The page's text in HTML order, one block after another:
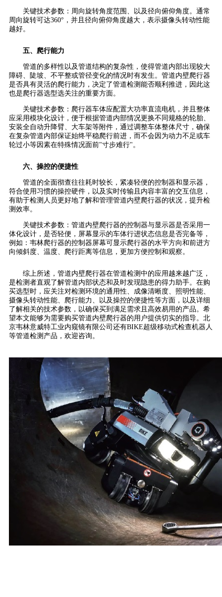
关键技术参数：周向旋转角度范围、以及径向俯仰角度。通常
周向旋转可达360°，并且径向俯仰角度越大，表示摄像头转动性能
越好。
五、爬行能力
管道的多样性以及管道结构的复杂性，使得管道内部出现较大
障碍、陡坡、不平整或管径变化的情况时有发生。管道内壁爬行器
是否具有灵活的爬行能力，决定了管道检测能否顺利推进，因此这
也是爬行器选型选关注的重要方面。
关键技术参数：爬行器车体应配置大功率直流电机，并且整体
应采用模块化设计，便于根据管道内部情况更换不同规格的轮胎、
安装全自动升降臂、大车架等附件，通过调整车体整体尺寸，确保
在复杂管道内部保证始终平稳爬行前进，而不会因为动力不足或车
轮过小等因素在特殊情况面前"寸步难行"。
六、操控的便捷性
管道的全面彻查往往耗时较长，紧凑轻便的控制器和显示器，
符合使用习惯的操控硬件，以及实时传输且内容丰富的交互信息，
有助于检测人员更好地了解和管理管道内壁爬行器的状况，提升检
测效率。
关键技术参数：管道内壁爬行器的控制器与显示器是否采用一
体化设计，是否轻便，屏幕显示的车体行进状态信息是否完备等，
例如：韦林爬行器的控制器屏幕可显示爬行器的水平方向和前进方
向倾斜度、温度、爬行距离等信息，更加方便控制和观察。
综上所述，管道内壁爬行器在管道检测中的应用越来越广泛，
是检测者直观了解管道内部状态和及时发现隐患的得力助手。在购
买选型时，应关注对检测环境的通用性、成像清晰度、照明性能、
摄像头转动性能、爬行能力、以及操控的便捷性等方面，以及详细
了解相关的技术参数，以确保买到满足需求且高效易用的产品。希
望本文能够为需要购买管道内壁爬行器的用户提供切实的指导。北
京韦林意威特工业内窥镜有限公司还有BIKE超级移动式检查机器人
等管道检测产品，欢迎咨询。